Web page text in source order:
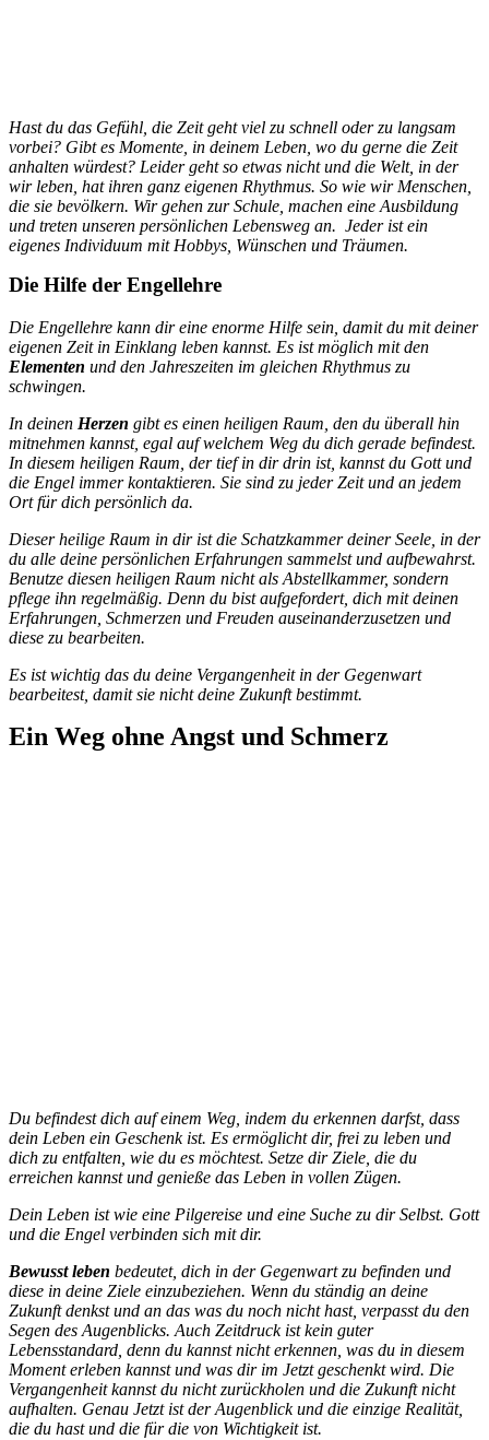
Hast du das Gefühl, die Zeit geht viel zu schnell oder zu langsam
vorbei? Gibt es Momente, in deinem Leben, wo du gerne die Zeit
anhalten würdest? Leider geht so etwas nicht und die Welt, in der
wir leben, hat ihren ganz eigenen Rhythmus. So wie wir Menschen,
die sie bevölkern. Wir gehen zur Schule, machen eine Ausbildung
und treten unseren persönlichen Lebensweg an. Jeder ist ein
eigenes Individuum mit Hobbys, Wünschen und Träumen.
Die Hilfe der Engellehre
Die Engellehre kann dir eine enorme Hilfe sein, damit du mit deiner
eigenen Zeit in Einklang leben kannst. Es ist möglich mit den
Elementen und den Jahreszeiten im gleichen Rhythmus zu
schwingen.
In deinen Herzen gibt es einen heiligen Raum, den du überall hin
mitnehmen kannst, egal auf welchem Weg du dich gerade befindest.
In diesem heiligen Raum, der tief in dir drin ist, kannst du Gott und
die Engel immer kontaktieren. Sie sind zu jeder Zeit und an jedem
Ort für dich persönlich da.
Dieser heilige Raum in dir ist die Schatzkammer deiner Seele, in der
du alle deine persönlichen Erfahrungen sammelst und aufbewahrst.
Benutze diesen heiligen Raum nicht als Abstellkammer, sondern
pflege ihn regelmäßig. Denn du bist aufgefordert, dich mit deinen
Erfahrungen, Schmerzen und Freuden auseinanderzusetzen und
diese zu bearbeiten.
Es ist wichtig das du deine Vergangenheit in der Gegenwart
bearbeitest, damit sie nicht deine Zukunft bestimmt.
Ein Weg ohne Angst und Schmerz
Du befindest dich auf einem Weg, indem du erkennen darfst, dass
dein Leben ein Geschenk ist. Es ermöglicht dir, frei zu leben und
dich zu entfalten, wie du es möchtest. Setze dir Ziele, die du
erreichen kannst und genieße das Leben in vollen Zügen.
Dein Leben ist wie eine Pilgereise und eine Suche zu dir Selbst. Gott
und die Engel verbinden sich mit dir.
Bewusst leben bedeutet, dich in der Gegenwart zu befinden und
diese in deine Ziele einzubeziehen. Wenn du ständig an deine
Zukunft denkst und an das was du noch nicht hast, verpasst du den
Segen des Augenblicks. Auch Zeitdruck ist kein guter
Lebensstandard, denn du kannst nicht erkennen, was du in diesem
Moment erleben kannst und was dir im Jetzt geschenkt wird. Die
Vergangenheit kannst du nicht zurückholen und die Zukunft nicht
aufhalten. Genau Jetzt ist der Augenblick und die einzige Realität,
die du hast und die für die von Wichtigkeit ist.